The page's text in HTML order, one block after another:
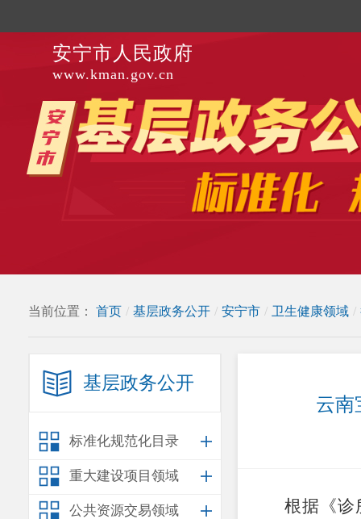
安宁市人民政府
www.kman.gov.cn
当前位置： 首页 / 基层政务公开 / 安宁市 / 卫生健康领域 /
基层政务公开
标准化规范化目录
重大建设项目领域
公共资源交易领域
云南
根据 《